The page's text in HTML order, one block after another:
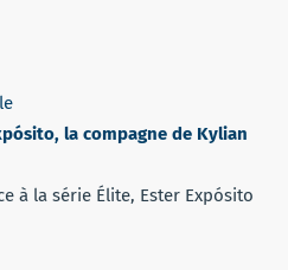
la compagne de Kylian
à la série Élite, Ester Expósito